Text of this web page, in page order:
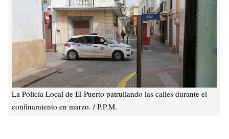
La Policía Local de El Puerto patrullando las calles durante el
confinamiento en marzo. / P.P.M.